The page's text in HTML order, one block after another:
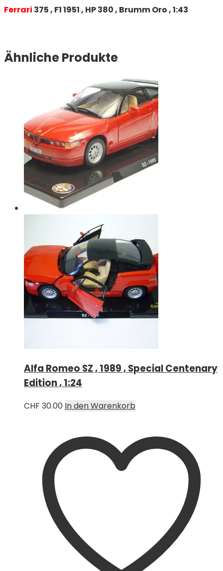
Ferrari 375 , F1 1951 , HP 380 , Brumm Oro , 1:43
Ähnliche Produkte
Alfa Romeo SZ , 1989 , Special Centenary
Edition , 1:24
CHF 30.00 In den Warenkorb